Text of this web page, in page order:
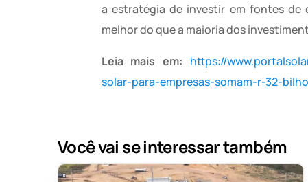
a estratégia de investir em fontes de
melhor do que a maioria dos
Leia mais em: https://
solar-para-empresas-somam-r-32-
Você vai se interessar também